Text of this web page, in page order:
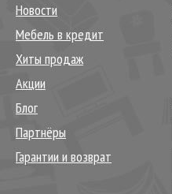
Новости
Мебель в кредит
Хиты продаж
Акции
Блог
Партнёры
Гарантии и возврат